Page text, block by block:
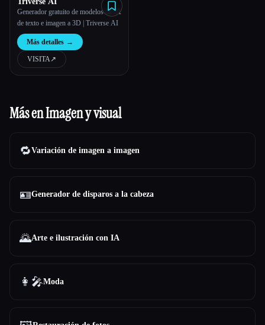
Generador gratuito de modelos de IA
de texto e imagen a 3D | Triverse AI
Más detalles →
VISITA↗︎
Más en Imagen y visual
🔁Variación de imagen a imagen
🪪Generador de disparos a la cabeza
🌄Arte e ilustración con IA
👩‍🎤Moda